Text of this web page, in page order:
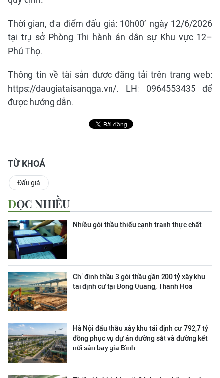
Thời gian, địa điểm đấu giá: 10h00’ ngày 12/6/2026
tại trụ sở Phòng Thi hành án dân sự Khu vực 12–
Phú Thọ.
Thông tin về tài sản được đăng tải trên trang web:
https://daugiataisanqga.vn/. LH: 0964553435 để
được hướng dẫn.
TỪ KHOÁ
Đấu giá
ĐỌC NHIỀU
Nhiều gói thầu thiếu cạnh tranh thực chất
Chỉ định thầu 3 gói thầu gần 200 tỷ xây khu
tái định cư tại Đông Quang, Thanh Hóa
Hà Nội đấu thầu xây khu tái định cư 792,7 tỷ
đồng phục vụ dự án đường sắt và đường kết
nối sân bay gia Bình